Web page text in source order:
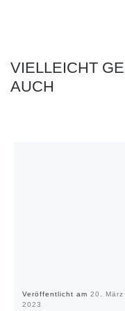
VIELLEICHT
AUCH
Veröffentlicht am 20. März
2023